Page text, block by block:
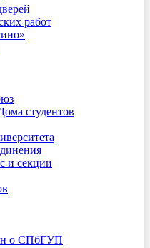
работ
студентов
и секции
о СПбГУП